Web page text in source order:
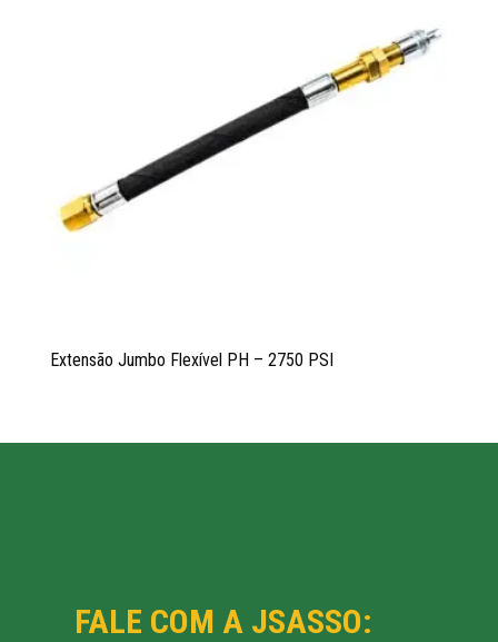
Extensão Jumbo Flexível PH – 2750 PSI
FALE COM A JSASSO: